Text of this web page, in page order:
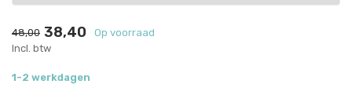
48,00 38,40
Op voorraad
Incl. btw
1-2 werkdagen